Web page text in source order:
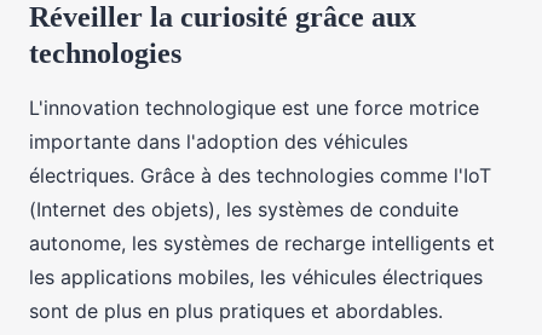
Réveiller la curiosité grâce aux
technologies
L'innovation technologique est une force motrice
importante dans l'adoption des véhicules
électriques. Grâce à des technologies comme l'IoT
(Internet des objets), les systèmes de conduite
autonome, les systèmes de recharge intelligents et
les applications mobiles, les véhicules électriques
sont de plus en plus pratiques et abordables.